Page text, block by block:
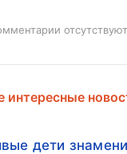
отсутствуют
интересные
дети